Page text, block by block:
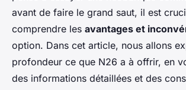
néobanque
Louis•10 février 2025•8 min de lecture
avant de faire le grand saut, il est
comprendre les avantages et
option. Dans cet article, nous allons
profondeur ce que N26 a à offrir, en
des informations détaillées et des